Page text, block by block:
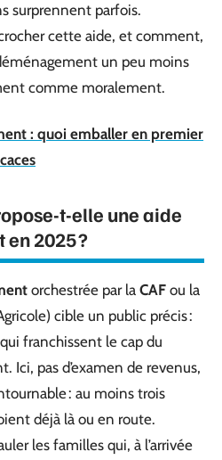
surprennent parfois.
cette aide, et comment,
un peu moins
comme moralement.
: quoi emballer en premier
t-elle une aide
2025 ?
orchestrée par la CAF ou la
cible un public précis :
franchissent le cap du
Ici, pas d’examen de revenus,
: au moins trois
déjà là ou en route.
les familles qui, à l’arrivée